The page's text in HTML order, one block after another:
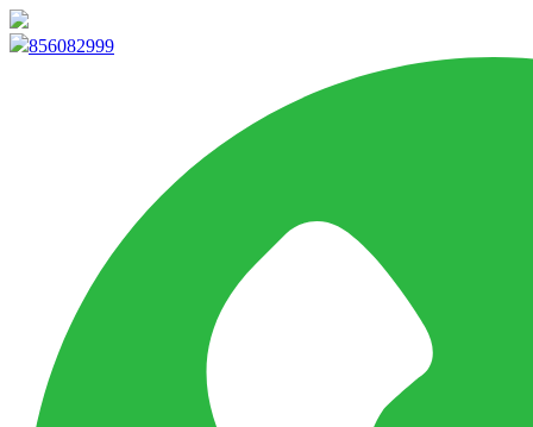
856082999